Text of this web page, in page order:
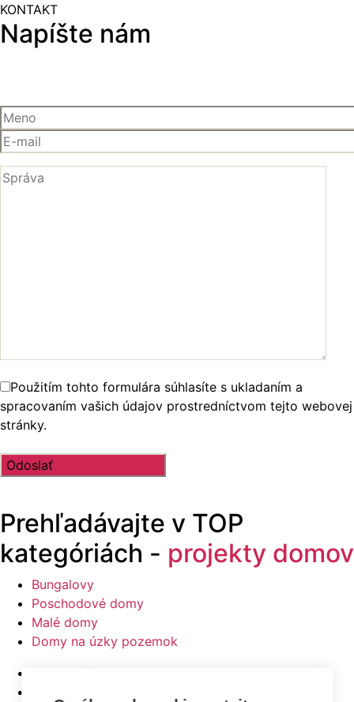
KONTAKT
Napíšte nám
Použitím tohto formulára súhlasíte s ukladaním a
spracovaním vašich údajov prostredníctvom tejto webovej
stránky.
Prehľadávajte v TOP
kategóriách - projekty domov
Bungalovy
Poschodové domy
Malé domy
Domy na úzky pozemok
Najlacnejšie domy z ponuky